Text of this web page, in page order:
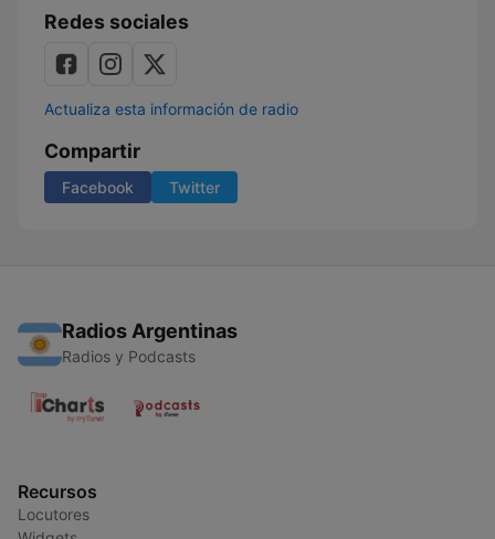
Redes sociales
Actualiza esta información de radio
Compartir
Facebook Twitter
Radios Argentinas
Radios y Podcasts
Recursos
Locutores